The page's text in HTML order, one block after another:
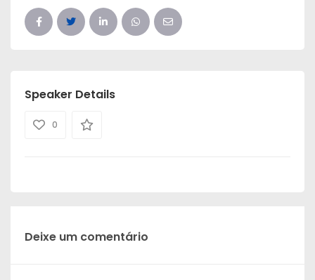
Speaker Details
0
Deixe um comentário